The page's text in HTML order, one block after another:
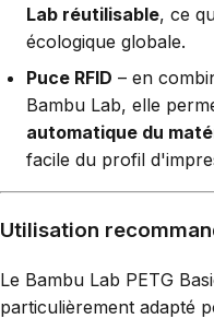
Lab réutilisable, ce
écologique globale.
Puce RFID – en
Bambu Lab, elle
automatique du
facile du profil
Utilisation
Le Bambu Lab PETG
particulièrement adapté